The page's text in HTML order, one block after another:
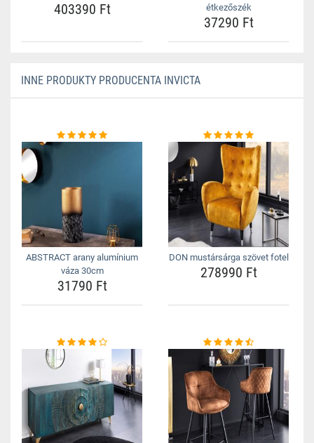
403390 Ft
étkezőszék
37290 Ft
INNE PRODUKTY PRODUCENTA INVICTA
ABSTRACT arany alumínium
váza 30cm
31790 Ft
DON mustársárga szövet fotel
278990 Ft